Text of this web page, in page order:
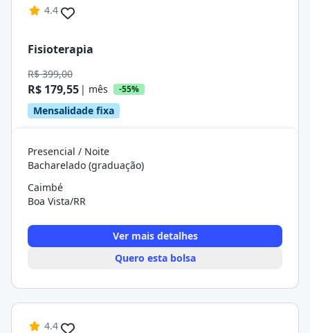
4.4
Fisioterapia
R$ 399,00
R$ 179,55 | mês -55%
Mensalidade fixa
Presencial / Noite
Bacharelado (graduação)
Caimbé
Boa Vista/RR
Ver mais detalhes
Quero esta bolsa
4.4